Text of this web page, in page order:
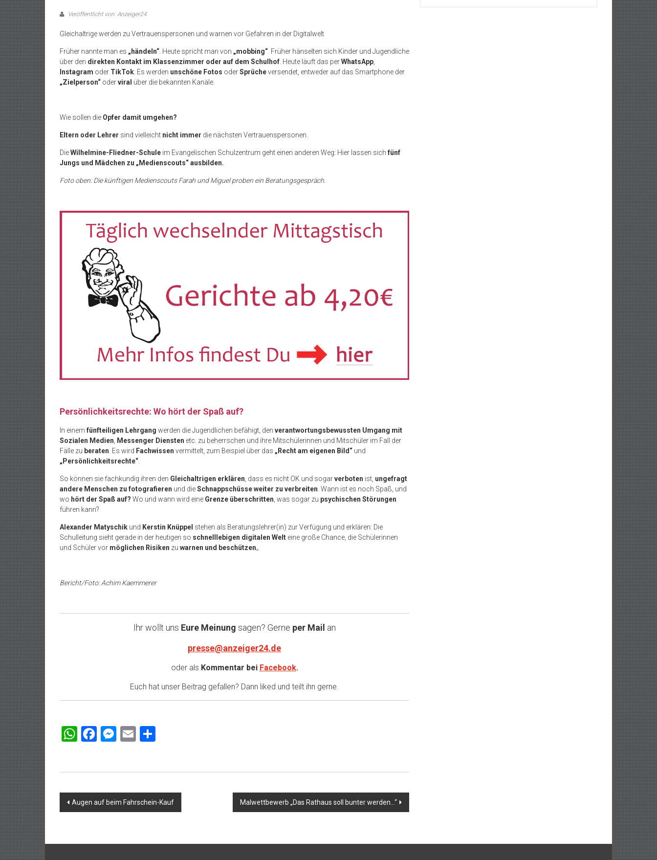
Veröffentlicht von: Anzeiger24
Gleichaltrige werden zu Vertrauenspersonen und warnen vor Gefahren in der Digitalwelt
Früher nannte man es „händeln“ . Heute spricht man von „mobbing“ . Früher hänselten sich Kinder und Jugendliche
über den direkten Kontakt im Klassenzimmer oder auf dem Schulhof . Heute läuft das perWhatsApp
Instagram oder TikTok: Es werden unschöne Fotos oderSprücheversendet, entweder auf das Smartphone der
„Zielperson“ oderviral über die bekannten Kanäle.
Wie sollen die Opfer damit umgehen?
Eltern oder Lehrer sind vielleicht nicht immer die nächsten Vertrauenspersonen.
DieWilhelmine-Fliedner-Schule im Evangelischen Schulzentrum geht einen anderen Weg: Hier lassen sich fünf
Jungs und Mädchen zu „Medienscouts“ ausbilden.
Foto oben: Die künftigen Medienscouts Farah und Miguel proben ein Beratungsgespräch.
Persönlichkeitsrechte: Wo hört der Spaß auf?
In einem fünfteiligen Lehrgang werden die Jugendlichen befähigt, den verantwortungsbewussten Umgang mit
Sozialen Medien Messenger Diensten etc. zu beherrschen und ihre Mitschülerinnen und Mitschüler im Fall der
Fälle zu beraten . Es wird Fachwissen vermittelt, zum Beispiel über das „Recht am eigenen Bild“ und
„Persönlichkeitsrechte“
So können sie fachkundig ihren den Gleichaltrigen erklären , dass es nicht OK und sogarverboten ist, ungefragt
andere Menschen zu fotografieren und dieSchnappschüsse weiter zu verbreiten . Wann ist es noch Spaß, und
wo hört der Spaß auf? Wo und wann wird eine Grenze überschritten , was sogar zu psychischen Störungen
führen kann?
Alexander Matyschik und Kerstin Knüppel stehen als Beratungslehrer(in) zur Verfügung und erklären: Die
Schulleitung sieht gerade in der heutigen so schnelllebigen digitalen Welt eine große Chance, die Schülerinnen
und Schüler vor möglichen Risiken zu warnen und beschützen„.
Bericht/Foto: Achim Kaemmerer
Ihr wollt uns Eure Meinung sagen? Gerne per Mail an
presse@anzeiger24.de
oder als Kommentar bei Facebook.
Euch hat unser Beitrag gefallen? Dann liked und teilt ihn gerne.
WhatsApp
Facebook
Messenger
Email
Beitragsnavigation
Augen auf beim Fahrschein-Kauf Malwettbewerb „Das Rathaus soll bunter werden…“